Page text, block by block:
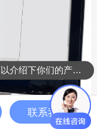
可以介绍下你们的产品么？
联系我们